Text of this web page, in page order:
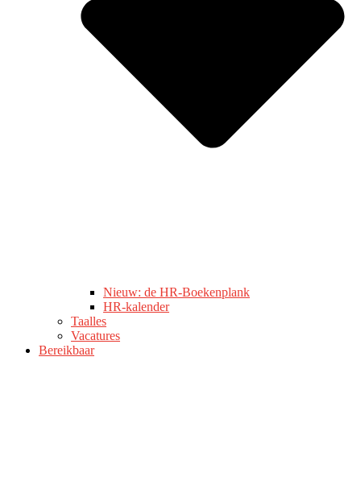
Nieuw: de HR-Boekenplank
HR-kalender
Taalles
Vacatures
Bereikbaar